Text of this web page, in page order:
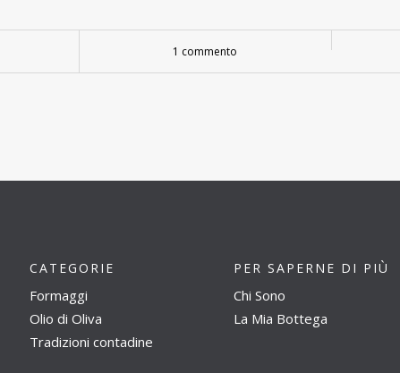
1 commento
CATEGORIE
Formaggi
Olio di Oliva
Tradizioni contadine
PER SAPERNE DI PIÙ
Chi Sono
La Mia Bottega